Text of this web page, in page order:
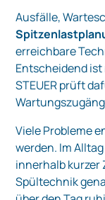
Ausfälle,
erreichbare
Entscheidend
STEUER prüft
Viele Probleme
werden. Im
innerhalb kurzer
Spültechnik